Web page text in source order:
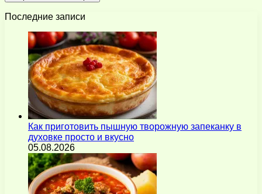
Последние записи
Как приготовить пышную творожную запеканку в
духовке просто и вкусно
05.08.2026